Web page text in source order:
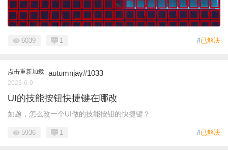
#已解决
6039 1
点击重新加载 autumnjay#1033
2023-6-9
UI的技能按钮快捷键在哪改
如题，怎么改一个UI做的技能按钮的快捷键？
#已解决
5936 1